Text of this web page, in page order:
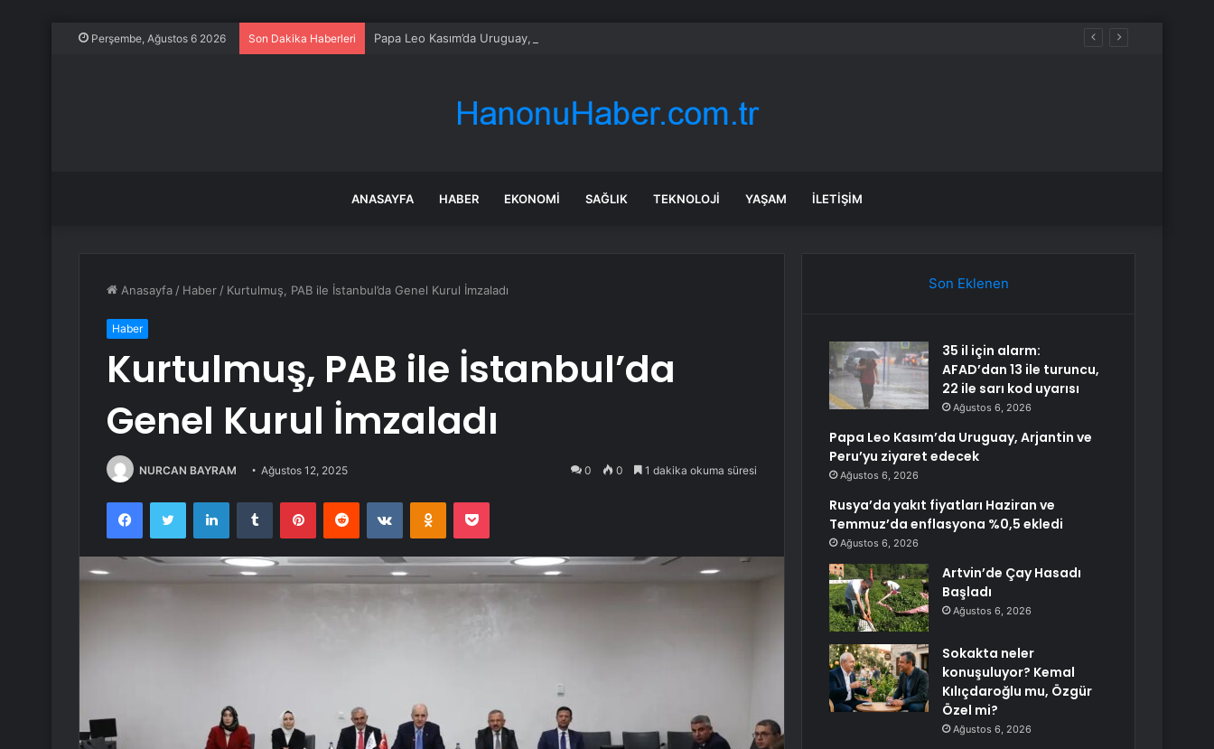
Perşembe, Ağustos 6 2026 Son Dakika Haberleri Papa Leo Kasım’da Uruguay, Arjantin ve Peru’yu ziyaret edecek
ANASAYFA HABER EKONOMI SAĞLIK TEKNOLOJI YAŞAM İLETIŞIM
Anasayfa / Haber / Kurtulmuş, PAB ile İstanbul’da Genel Kurul İmzaladı
Haber
Kurtulmuş, PAB ile İstanbul’da
Genel Kurul İmzaladı
NURCAN BAYRAM Ağustos 12, 2025 0 0 1 dakika okuma süresi
FacebookTwitter LinkedInTumblr PinterestReddit VKontakteOdnoklassniki
Pocket
Son Eklenen
35 il için alarm:
AFAD’dan 13 ile turuncu,
22 ile sarı kod uyarısı
Ağustos 6, 2026
Papa Leo Kasım’da Uruguay, Arjantin ve
Peru’yu ziyaret edecek
Ağustos 6, 2026
Rusya’da yakıt fiyatları Haziran ve
Temmuz’da enflasyona %0,5 ekledi
Ağustos 6, 2026
Artvin’de Çay Hasadı
Başladı
Ağustos 6, 2026
Sokakta neler
konuşuluyor? Kemal
Kılıçdaroğlu mu, Özgür
Özel mi?
Ağustos 6, 2026